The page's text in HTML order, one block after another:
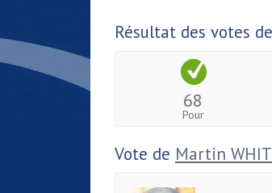
Résultat des votes
68
Pour
Vote de Martin